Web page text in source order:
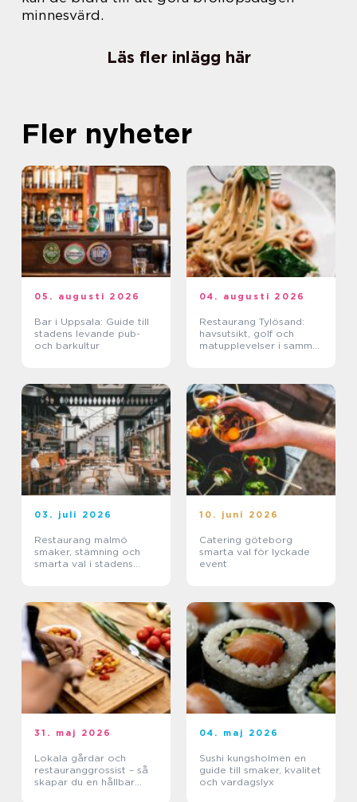
minnesvärd.
Läs fler inlägg här
Fler nyheter
05. augusti 2026
Bar i Uppsala: Guide till
stadens levande pub-
och barkultur
04. augusti 2026
Restaurang Tylösand:
havsutsikt, golf och
matupplevelser i samma
03. juli 2026
Restaurang malmö
smaker, stämning och
smarta val i stadens
10. juni 2026
Catering göteborg
smarta val för lyckade
event
31. maj 2026
Lokala gårdar och
restauranggrossist – så
skapar du en hållbar
04. maj 2026
Sushi kungsholmen en
guide till smaker, kvalitet
och vardagslyx